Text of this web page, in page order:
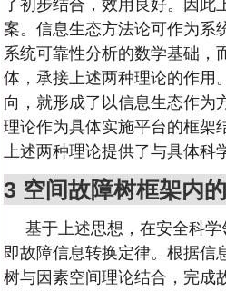
了初步结合，效用良好。因此
案。信息生态方法论可作为系
系统可靠性分析的数学基础，
体，承接上述两种理论的作用
向，就形成了以信息生态作为
理论作为具体实施平台的框架
上述两种理论提供了与具体科
3 空间故障树框架内
基于上述思想，在安全科
即故障信息转换定律。根据信
树与因素空间理论结合，完成